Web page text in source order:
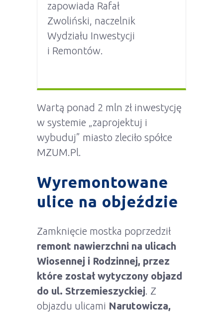
zapowiada Rafał
Zwoliński, naczelnik
Wydziału Inwestycji
i Remontów.
Wartą ponad 2 mln zł inwestycję
w systemie „zaprojektuj i
wybuduj” miasto zleciło spółce
MZUM.Pl.
Wyremontowane
ulice na objeździe
Zamknięcie mostka poprzedził
remont nawierzchni na ulicach
Wiosennej i Rodzinnej, przez
które został wytyczony objazd
do ul. Strzemieszyckiej . Z
objazdu ulicami Narutowicza,